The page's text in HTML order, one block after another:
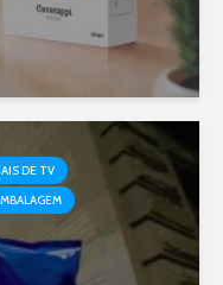
DE TV